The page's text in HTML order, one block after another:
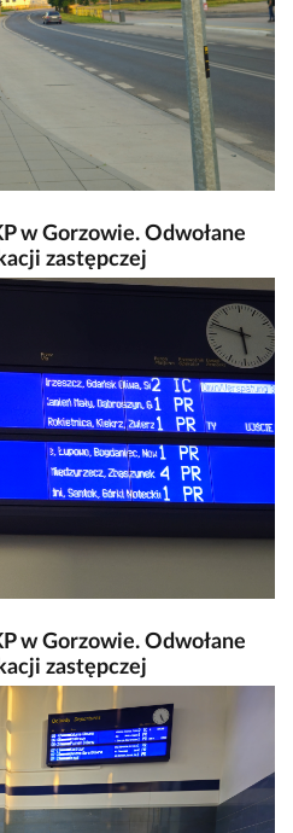
w Gorzowie. Odwołane
zastępczej
w Gorzowie. Odwołane
zastępczej